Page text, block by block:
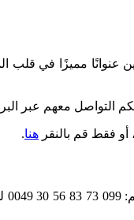
التواصل معهم عبر
هنا.